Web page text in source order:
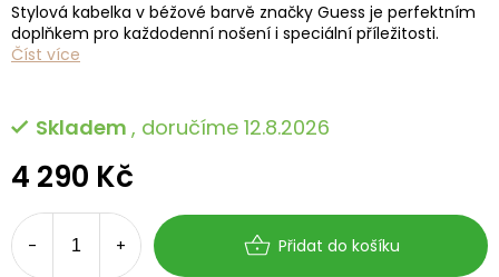
4 290 Kč
cena:
Skladem , doručíme 12.8.2026
Přidat do košíku
Stylová kabelka v béžové barvě značky Guess je perfektním
doplňkem pro každodenní nošení i speciální příležitosti.
Číst více
z
5
hvězdiček.